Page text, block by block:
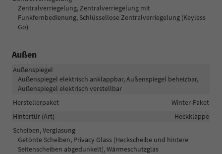
Zentralverriegelung, Zentralverriegelung mit
Funkfernbedienung, Schlüssellose Zentralverriegelung (Keyless
Go)
Außen
Außenspiegel
Außenspiegel elektrisch anklappbar, Außenspiegel beheizbar,
Außenspiegel elektrisch verstellbar
Herstellerpaket
Winter-Paket
Hintertür (Art)
Heckklappe
Scheiben, Verglasung
Getönte Scheiben, Privacy Glass (Heckscheibe und hintere
Seitenscheiben abgedunkelt), Wärmeschutzglas